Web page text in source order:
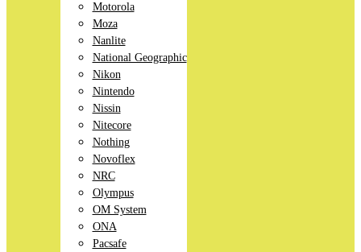
Motorola
Moza
Nanlite
National Geographic
Nikon
Nintendo
Nissin
Nitecore
Nothing
Novoflex
NRC
Olympus
OM System
ONA
Pacsafe